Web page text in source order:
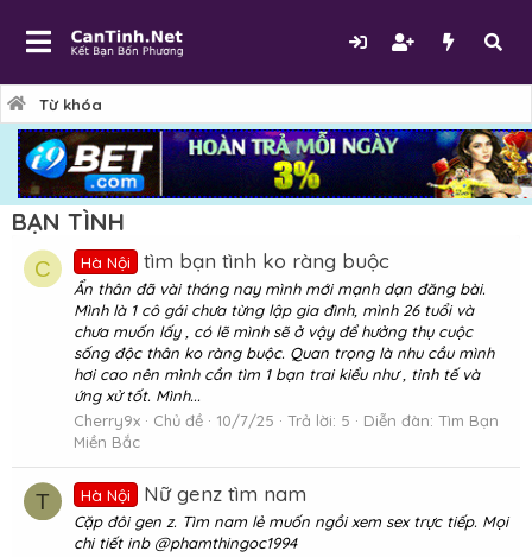
Từ khóa
BẠN TÌNH
C Hà Nội tìm bạn tình ko ràng buộc
Ẩn thân đã vài tháng nay mình mới mạnh dạn đăng bài.
Mình là 1 cô gái chưa từng lập gia đình, mình 26 tuổi và
chưa muốn lấy , có lẽ mình sẽ ở vậy để hưởng thụ cuộc
sống độc thân ko ràng buộc. Quan trọng là nhu cầu mình
hơi cao nên mình cần tìm 1 bạn trai kiểu như , tinh tế và
ứng xử tốt. Mình...
Cherry9x
Chủ đề 10/7/25 Trả lời: 5 Diễn đàn: Tìm Bạn
Miền Bắc
T Hà Nội Nữ genz tìm nam
Cặp đôi gen z. Tìm nam lẻ muốn ngồi xem sex trực tiếp. Mọi
chi tiết inb @phamthingoc1994